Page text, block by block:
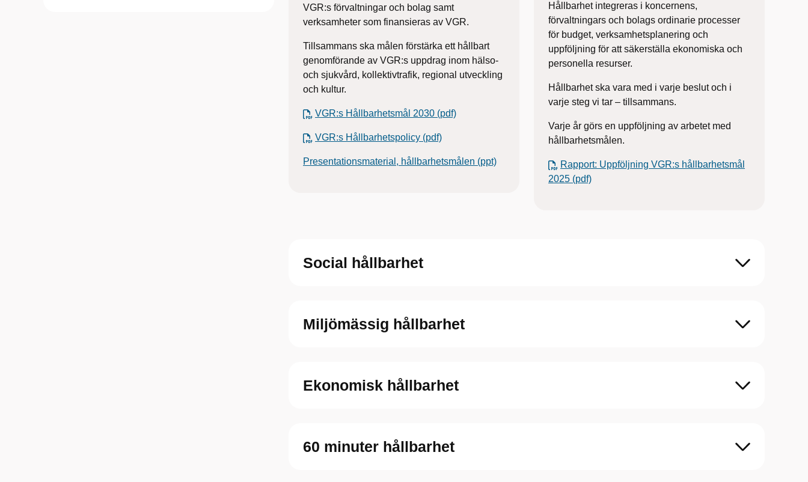
VGR:s förvaltningar och bolag samt
verksamheter som finansieras av VGR.
Tillsammans ska målen förstärka ett hållbart
genomförande av VGR:s uppdrag inom hälso-
och sjukvård, kollektivtrafik, regional utveckling
och kultur.
VGR:s Hållbarhetsmål 2030 (pdf)
VGR:s Hållbarhetspolicy (pdf)
Presentationsmaterial, hållbarhetsmålen (ppt)
Hållbarhet integreras i koncernens,
förvaltningars och bolags ordinarie processer
för budget, verksamhetsplanering och
uppföljning för att säkerställa ekonomiska och
personella resurser.
Hållbarhet ska vara med i varje beslut och i
varje steg vi tar – tillsammans.
Varje år görs en uppföljning av arbetet med
hållbarhetsmålen.
Rapport: Uppföljning VGR:s hållbarhetsmål
2025 (pdf)
Social hållbarhet
Miljömässig hållbarhet
Ekonomisk hållbarhet
60 minuter hållbarhet